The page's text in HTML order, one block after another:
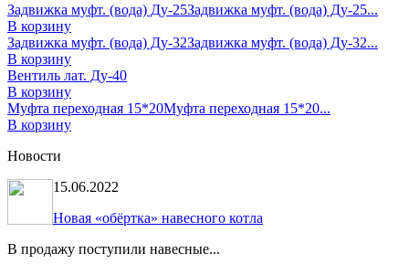
Задвижка муфт. (вода) Ду-25Задвижка муфт. (вода) Ду-25...
В корзину
Задвижка муфт. (вода) Ду-32Задвижка муфт. (вода) Ду-32...
В корзину
Вентиль лат. Ду-40
В корзину
Муфта переходная 15*20Муфта переходная 15*20...
В корзину
Новости
15.06.2022
Новая «обёртка» навесного котла
В продажу поступили навесные...